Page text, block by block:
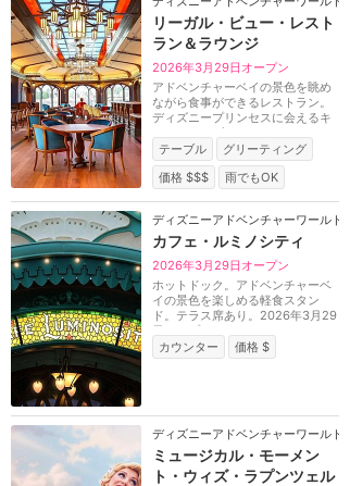
リーガル・ビュー・レスト
ラン＆ラウンジ
2026年3月29日オープン
アドベンチャーベイの景色を眺め
ながら食事ができるレストラン。
ディズニープリンセスに会えるキ
ャラクターダイニ...
テーブル
グリーティング
価格 $$$
雨でもOK
ディズニーアドベンチャーワールド
カフェ・ルミノシティ
2026年3月29日オープン
ホットドック。アドベンチャーベ
イの景色を楽しめる軽食スタン
ド。テラス席あり。2026年3月29
日オープン。
カウンター
価格 $
ディズニーアドベンチャーワールド
ミュージカル・モーメン
ト・ウィズ・ラプンツェル